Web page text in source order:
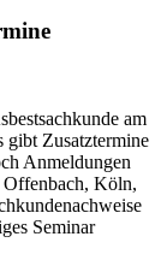
am
gibt Zusatztermine
Anmeldungen
Offenbach, Köln,
Seminar